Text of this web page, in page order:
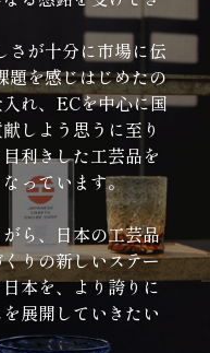
さが十分に市場に伝
題を感じはじめたの
れ、ECを中心に国
しよう思うに至り
利きした工芸品を
っています。
ら、日本の工芸品
りの新しいステー
本を、より誇りに
展開していきたい